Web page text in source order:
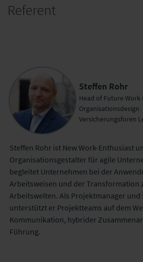
Referent
Steffen Rohr
Head of Future Work
Organisationsdesign
Versicherungsforen
Steffen Rohr ist New Work-Enthusiast
Organisationsgestalter für agile
begleitet Unternehmen bei der
Arbeitsweisen und der Transformation
Arbeitswelten. Als Projektmanager und
unterstützt er Projektteams auf dem
Kommunikation, hybrider
Führung.